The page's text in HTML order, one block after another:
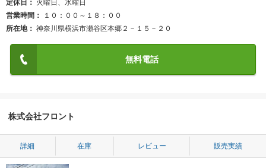
定休日
火曜日、水曜日
営業時間
１０：００～１８：００
所在地
神奈川県横浜市瀬谷区本郷２－１５－２０
無料電話
株式会社フロント
詳細 在庫 レビュー 販売実績